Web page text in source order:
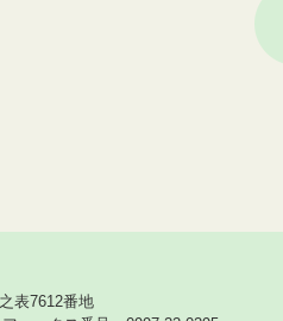
表7612番地